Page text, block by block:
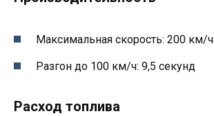
Максимальная скорость: 200 км/ч
Разгон до 100 км/ч: 9,5 секунд
Расход топлива